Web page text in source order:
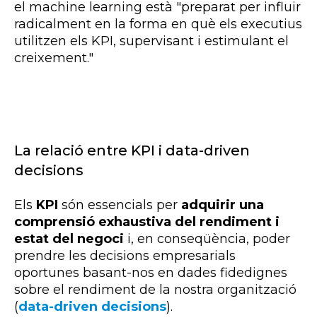
el machine learning està "preparat per influir
radicalment en la forma en què els executius
utilitzen els KPI, supervisant i estimulant el
creixement."
La relació entre KPI i data-driven
decisions
Els KPI són essencials per adquirir una
comprensió exhaustiva del rendiment i
estat del negoci i, en conseqüència, poder
prendre les decisions empresarials
oportunes basant-nos en dades fidedignes
sobre el rendiment de la nostra organització
(data-driven decisions).